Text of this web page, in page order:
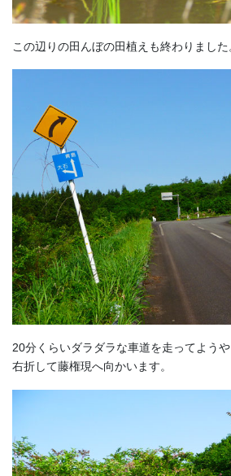
この辺りの田んぼの田植えも終わりました
20分くらいダラダラな車道を走ってようや
右折して藤権現へ向かいます。